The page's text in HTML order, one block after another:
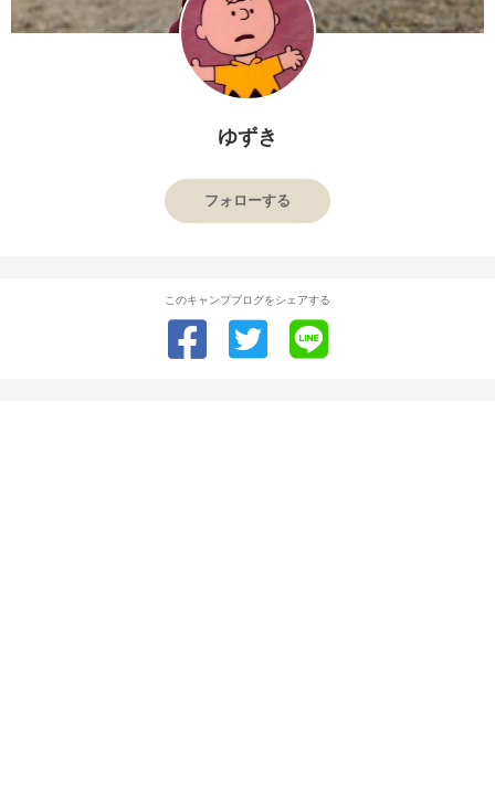
ゆずき
フォローする
このキャンプブログをシェアする